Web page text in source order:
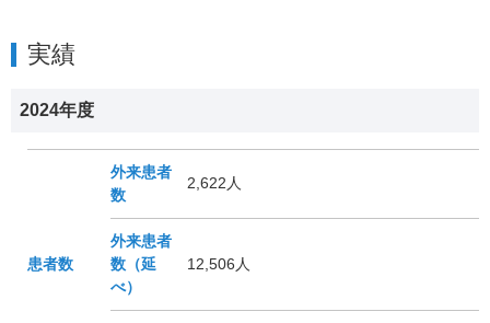
実績
2024年度
患者数
外来患者
数
2,622人
外来患者
数（延
べ）
12,506人